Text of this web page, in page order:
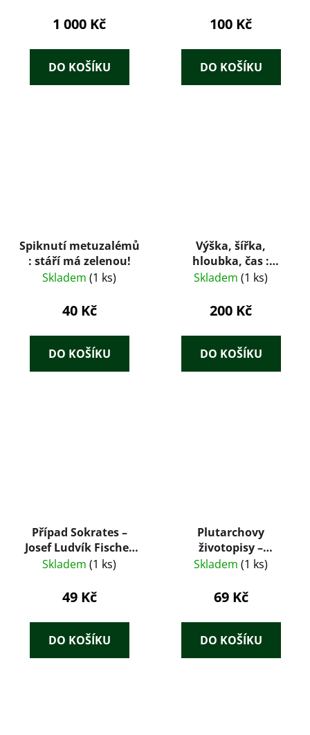
1 000 Kč
DO KOŠÍKU
počest Vítězného
vlastivědné muzeum
Olomouc, 17.9. -
100 Kč
DO KOŠÍKU
Spiknutí metuzalémů
: stáří má zelenou!
Skladem (1 ks)
40 Kč
DO KOŠÍKU
Výška, šířka,
hloubka, čas :
vybrané meditace
Skladem (1 ks)
200 Kč
DO KOŠÍKU
Případ Sokrates –
Josef Ludvík Fischer
(1994)
Skladem (1 ks)
49 Kč
DO KOŠÍKU
Plutarchovy
životopisy –
Plútarchos (1940)
Skladem (1 ks)
69 Kč
DO KOŠÍKU